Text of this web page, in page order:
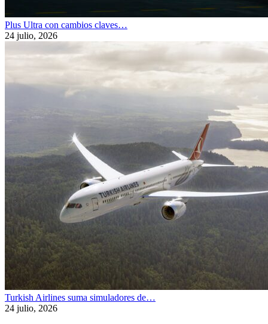
Plus Ultra con cambios claves…
24 julio, 2026
Turkish Airlines suma simuladores de…
24 julio, 2026